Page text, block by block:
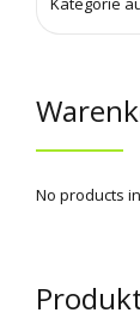
No products